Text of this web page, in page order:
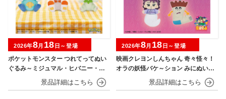
ポケットモンスター つれてってぬい
ぐるみ～ミジュマル・ヒバニー・ニ
2026年8月 18 日～登場
映画クレヨンしんちゃん 奇々怪々！
オラの妖怪バケ～ション みにぬいぐ
2026年8月 18 日～登場